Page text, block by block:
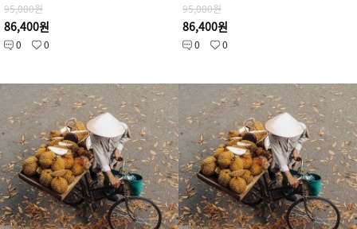
95,000원
86,400원
0 0
95,000원
86,400원
0 0